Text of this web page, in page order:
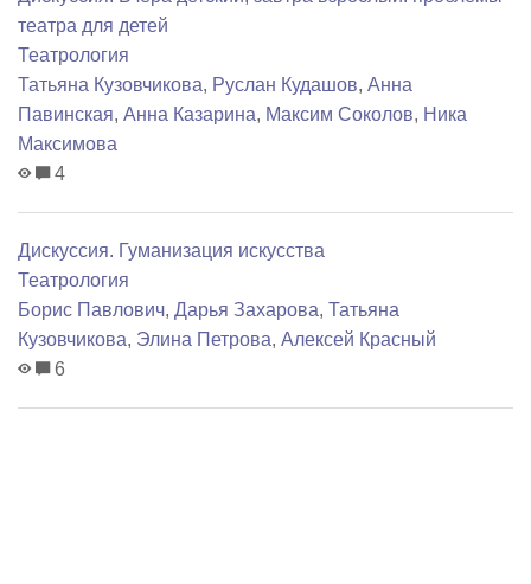
театра для детей
Театрология
Татьяна Кузовчикова, Руслан Кудашов, Анна
Павинская, Анна Казарина, Максим Соколов, Ника
Максимова
4
Дискуссия. Гуманизация искусства
Театрология
Борис Павлович, Дарья Захарова, Татьяна
Кузовчикова, Элина Петрова, Алексей Красный
6